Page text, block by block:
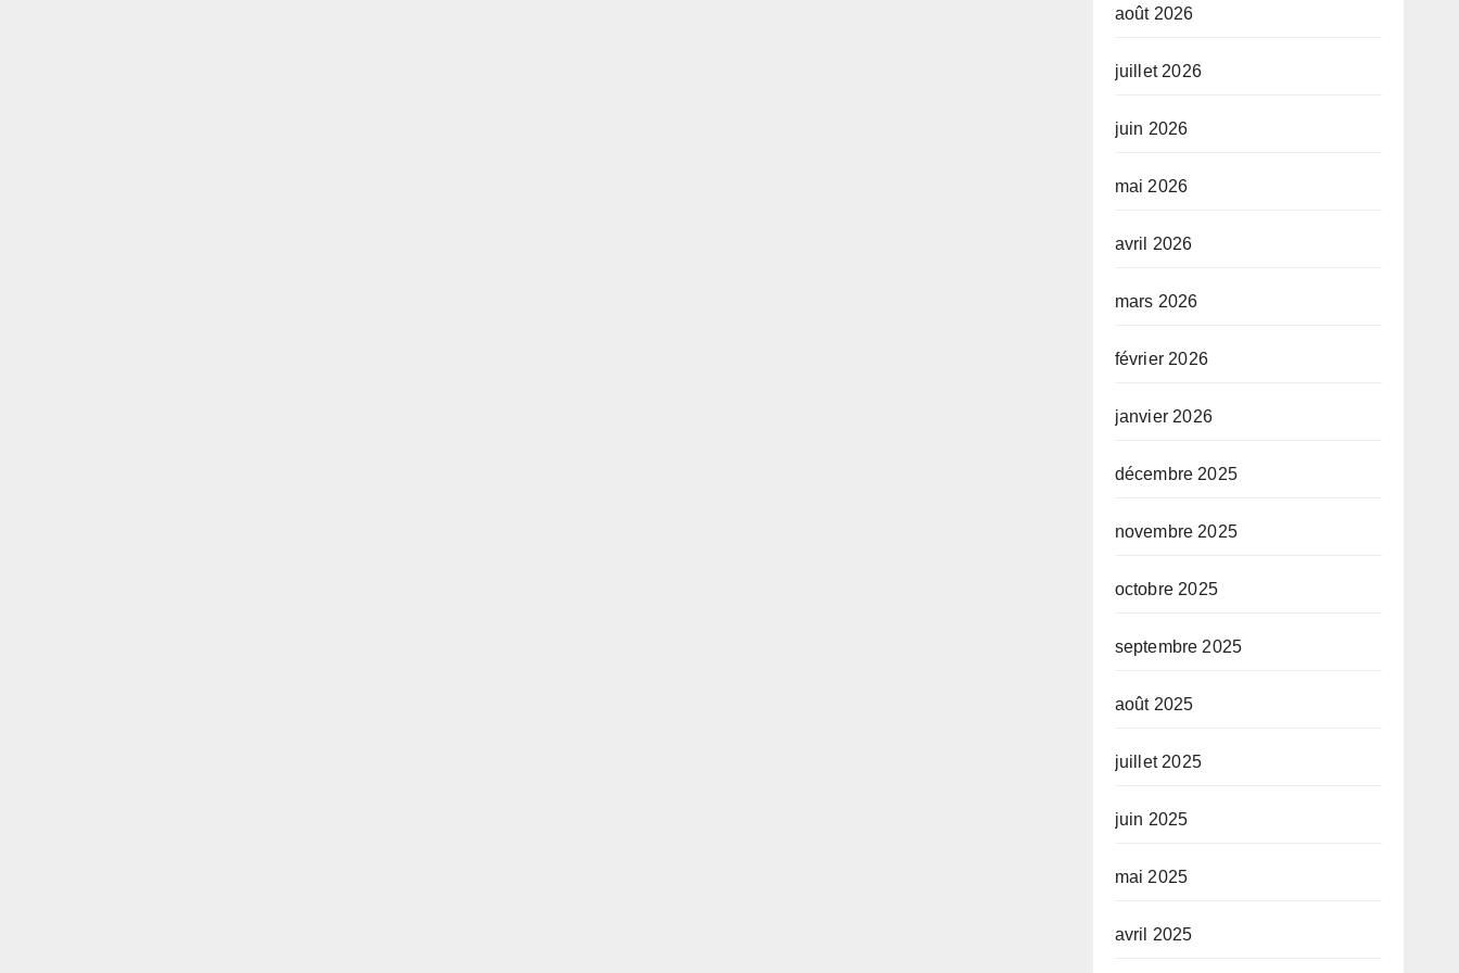
août 2026
juillet 2026
juin 2026
mai 2026
avril 2026
mars 2026
février 2026
janvier 2026
décembre 2025
novembre 2025
octobre 2025
septembre 2025
août 2025
juillet 2025
juin 2025
mai 2025
avril 2025